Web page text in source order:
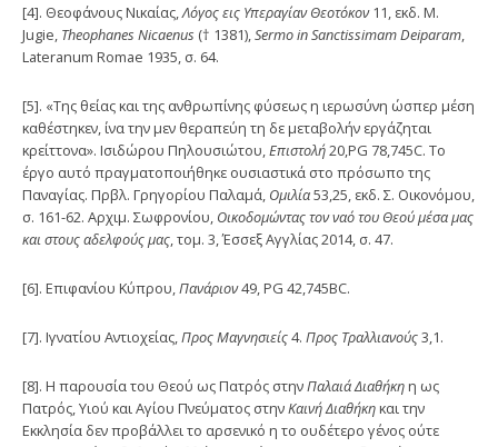
[4]. Θεοφάνους Νικαίας,Λόγος εις Υπεραγίαν Θεοτόκον11, εκδ. M.
Jugie, Theophanes Nicaenus († 1381),SermoinSanctissimamDeiparam,
Lateranum Romae 1935, σ. 64.
[5]. «Της θείας και της ανθρωπίνης φύσεως η ιερωσύνη ώσπερ μέση
καθέστηκεν, ίνα την μεν θεραπεύη τη δε μεταβολήν εργάζηται
κρείττονα». Ισιδώρου Πηλουσιώτου,Επιστολή20,PG 78,745C. Το
έργο αυτό πραγματοποιήθηκε ουσιαστικά στο πρόσωπο της
Παναγίας. Πρβλ. Γρηγορίου Παλαμά, Ομιλία53,25, εκδ. Σ. Οικονόμου,
σ. 161-62. Αρχιμ. Σωφρονίου, Οικοδομώντας τον ναό του Θεού μέσα μας
και στους αδελφούς μας, τομ. 3, Έσσεξ Αγγλίας 2014, σ. 47.
[6]. Επιφανίου Κύπρου,Πανάριον49, PG 42,745BC.
[7]. Ιγνατίου Αντιοχείας,Προς Μαγνησιείς4. Προς Τραλλιανούς3,1.
[8]. Η παρουσία του Θεού ως Πατρός στηνΠαλαιά Διαθήκηη ως
Πατρός, Υιού και Αγίου Πνεύματος στηνΚαινή Διαθήκηκαι την
Εκκλησία δεν προβάλλει το αρσενικό η το ουδέτερο γένος ούτε